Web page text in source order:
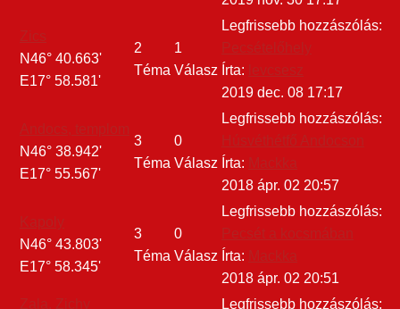
N46° 40.663'
E17° 58.581'
2
Téma
1
Válasz
Legfrissebb hozzászólás:
Írta:
2019 dec. 08 17:17
N46° 38.942'
E17° 55.567'
3
Téma
0
Válasz
Legfrissebb hozzászólás:
Írta:
2018 ápr. 02 20:57
N46° 43.803'
E17° 58.345'
3
Téma
0
Válasz
Legfrissebb hozzászólás:
Írta:
2018 ápr. 02 20:51
Legfrissebb hozzászólás: